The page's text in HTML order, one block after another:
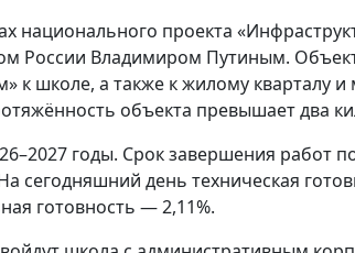
национального проекта
России Владимиром Путиным.
к школе, а также к жилому кварталу
объекта превышает два
годы. Срок завершения работ
сегодняшний день техническая
готовность — 2,11%.